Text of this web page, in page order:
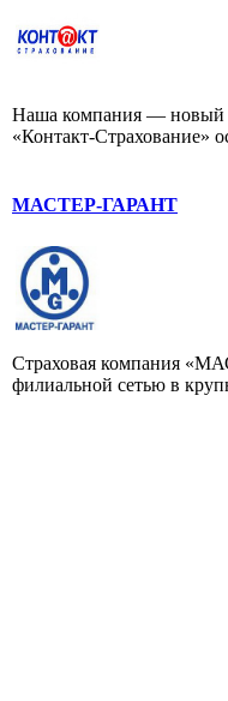
Наша компания — новый
«Контакт-Страхование»
МАСТЕР-ГАРАНТ
Страховая компания
филиальной сетью в